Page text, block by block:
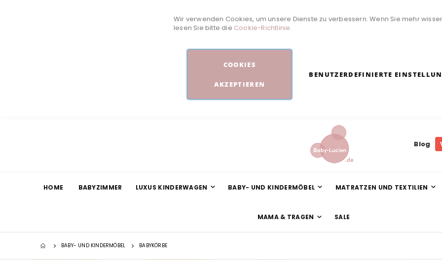
Wir verwenden Cookies, um unsere Dienste zu verbessern. Wenn Sie mehr
lesen Sie bitte die Cookie-Richtlinie.
COOKIES
AKZEPTIEREN
BENUTZERDEFINIERTE
Blog
HOME BABYZIMMER LUXUS KINDERWAGEN BABY- UND KINDERMÖBEL MATRATZEN UND TEXTILIEN
MAMA & TRAGEN SALE
BABY- UND KINDERMÖBEL BABYKÖRBE